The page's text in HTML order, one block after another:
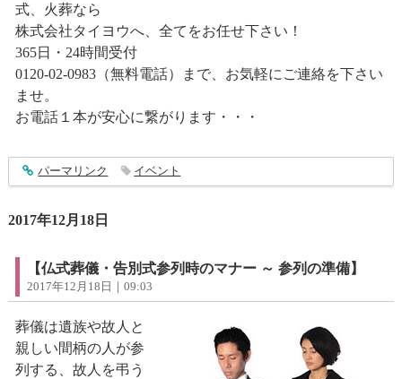
式、火葬なら
株式会社タイヨウへ、全てをお任せ下さい！
365日・24時間受付
0120-02-0983（無料電話）まで、お気軽にご連絡を下さい
ませ。
お電話１本が安心に繋がります・・・
entry1196
パーマリンク イベント
2017年12月18日
【仏式葬儀・告別式参列時のマナー ～ 参列の準備】
2017年12月18日｜09:03
葬儀は遺族や故人と
親しい間柄の人が参
列する、故人を弔う